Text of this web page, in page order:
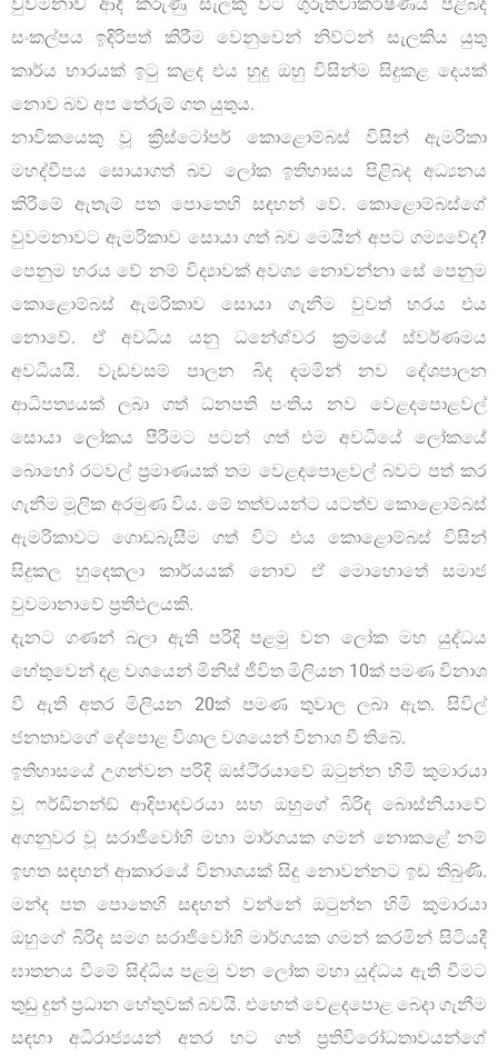
සංකල්පය ඉදිරිපත් කිරීම වෙනුවෙන් නිව්ටන් සැලකිය යුතු
කාර්ය භාරයක් ඉටු කළද එය හුදු ඔහු විසින්ම සිදුකළ දෙයක්
නොව බව අප තේරුම් ගත යුතුය.
නාවිකයෙකු වූ ක්‍රිස්ටෝපර් කොළොම්බස් විසින් ඇමරිකා
මහද්වීපය සොයාගත් බව ලෝක ඉතිහාසය පිළිබද අධ්‍යනය
කිරීමේ ඇතැම් පත පොතෙහි සඳහන් වේ. කොළොම්බස්ගේ
වුවමනාවට ඇමරිකාව සොයා ගත් බව මෙයින් අපට ගම්‍යවේද?
පෙනුම හරය වේ නම් විද්‍යාවක් අවශ්‍ය නොවන්නා සේ පෙනුම
කොළොම්බස් ඇමරිකාව සොයා ගැනීම වුවත් හරය එය
නොවේ. ඒ අවධිය යනු ධනේශ්වර ක්‍රමයේ ස්වර්ණමය
අවධියයි. වැඩවසම් පාලන බිද දමමින් නව දේශපාලන
ආධිපත්‍යයක් ලබා ගත් ධනපති පංතිය නව වෙළදපොළවල්
සොයා ලෝකය පීරීමට පටන් ගත් එම අවධියේ ලෝකයේ
බොහෝ රටවල් ප්‍රමාණයක් තම වෙළදපොළවල් බවට පත් කර
ගැනීම මූලික අරමුණ විය. මේ තත්වයන්ට යටත්ව කොළොම්බස්
ඇමරිකාවට ගොඩබැසීම ගත් විට එය කොළොම්බස් විසින්
සිදුකල හුදෙකලා කාර්යයක් නොව ඒ මොහොතේ සමාජ
වුවමානාවේ ප්‍රතිඵලයකි.
දැනට ගණන් බලා ඇති පරිදි පළමු වන ලෝක මහ යුද්ධය
හේතුවෙන් දළ වශයෙන් මිනිස් ජීවිත මිලියන 10ක් පමණ විනාශ
වී ඇති අතර මිලියන 20ක් පමණ තුවාල ලබා ඇත. සිවිල්
ජනතාවගේ දේපොළ විශාල වශයෙන් විනාශ වී තිබේ.
ඉතිහාසයේ උගන්වන පරිදි ඔස්ටි්‍රයාවේ ඔටුන්න හිමි කුමාරයා
වූ ෆර්ඩිනන්ඞ් ආදිපාදවරයා සහ ඔහුගේ බිරිඳ බොස්නියාවේ
අගනුවර වූ සරාජිවෝහි මහා මාර්ගයක ගමන් නොකළේ නම්
ඉහත සඳහන් ආකාරයේ විනාශයක් සිදු නොවන්නට ඉඩ තිබුණි.
මන්ද පත පොතෙහි සඳහන් වන්නේ ඔටුන්න හිමි කුමාරයා
ඔහුගේ බිරිද සමග සරාජිවෝහි මාර්ගයක ගමන් කරමින් සිටියදී
ඝාතනය වීමේ සිද්ධිය පළමු වන ලෝක මහා යුද්ධය ඇති වීමට
තුඩු දුන් ප්‍රධාන හේතුවක් බවයි. එහෙත් වෙළදපොළ බෙදා ගැනීම
සඳහා අධිරාජ්‍යයන් අතර හට ගත් ප්‍රතිවිරෝධතාවයන්ගේ